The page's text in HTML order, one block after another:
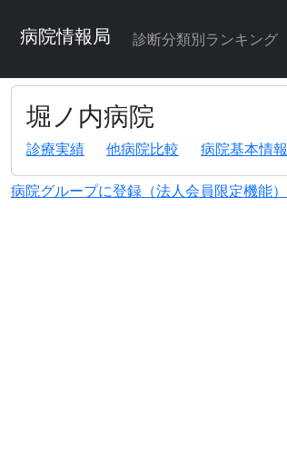
病院情報局 診断分類別ランキング
堀ノ内病院
診療実績 他病院比較 病院基本情報
病院グループに登録（法人会員限定機能）